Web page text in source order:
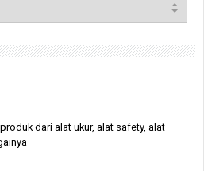
dari alat ukur, alat safety, alat